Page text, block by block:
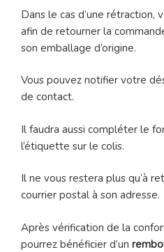
Dans le cas d’une rétraction,
afin de retourner la
son emballage d’origine.
Vous pouvez notifier votre
de contact.
Il faudra aussi compléter le
l’étiquette sur le colis.
Il ne vous restera plus qu’à
courrier postal à son adresse.
Après vérification de la
pourrez bénéficier d’un